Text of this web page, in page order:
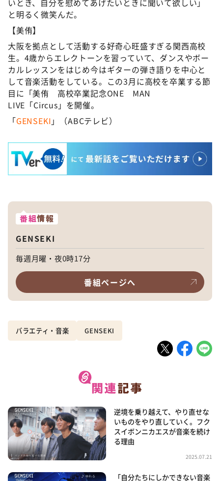
いとき、自分を慰めてあげたいときに聞いて欲しい」
と明るく微笑んだ。
【美侑】
大阪を拠点として活動する好奇心旺盛すぎる関西高校
生。4歳からエレクトーンを習っていて、ダンスやボー
カルレッスンをはじめ今はギターの弾き語りを中心と
して音楽活動をしている。この3月に高校を卒業する節
目に「美侑 高校卒業記念ONE MAN
LIVE「Circus」を開催。
「GENSEKI 」（ABCテレビ）
番組情報
GENSEKI
毎週月曜・夜0時17分
番組ページへ
バラエティ・音楽 GENSEKI
逆境を乗り越えて、やり直せな
いものをやり直していく。フク
スイボンニカエスが音楽を続け
る理由
2025.07.21
「自分たちにしかできない音楽